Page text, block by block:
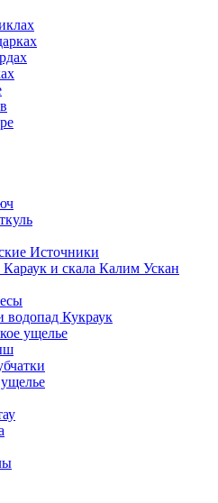
Источники
и скала Калим Ускан
водопад Кукраук
ущелье